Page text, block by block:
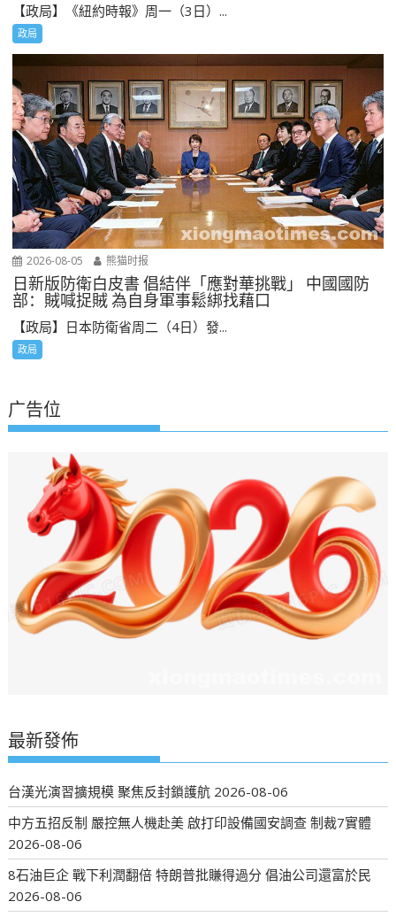
【政局】《紐約時報》周一（3日）...
政局
2026-08-05 熊猫时报
日新版防衛白皮書 倡結伴「應對華挑戰」 中國國防
部：賊喊捉賊 為自身軍事鬆綁找藉口
【政局】日本防衛省周二（4日）發...
政局
广告位
最新發佈
台漢光演習擴規模 聚焦反封鎖護航 2026-08-06
中方五招反制 嚴控無人機赴美 啟打印設備國安調查 制裁7實體
2026-08-06
8石油巨企 戰下利潤翻倍 特朗普批賺得過分 倡油公司還富於民
2026-08-06